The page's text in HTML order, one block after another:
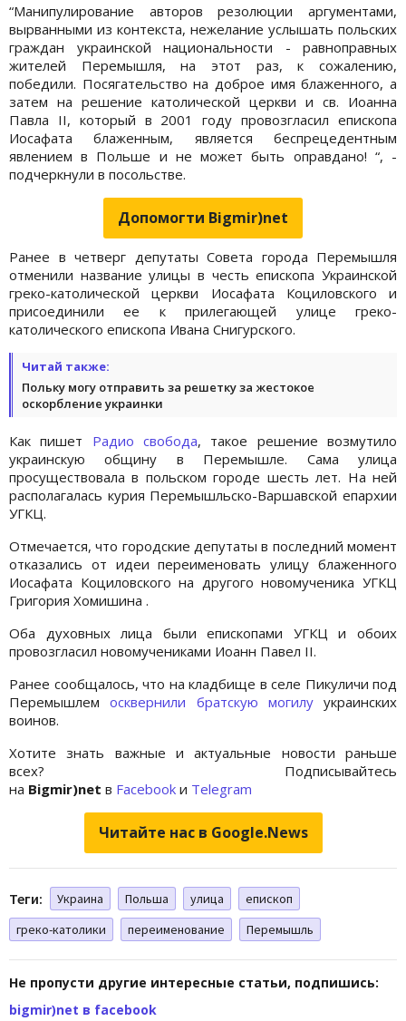
“Манипулирование авторов резолюции аргументами,
вырванными из контекста, нежелание услышать польских
граждан украинской национальности - равноправных
жителей Перемышля, на этот раз, к сожалению,
победили. Посягательство на доброе имя блаженного, а
затем на решение католической церкви и св. Иоанна
Павла II, который в 2001 году провозгласил епископа
Иосафата блаженным, является беспрецедентным
явлением в Польше и не может быть оправдано! “, -
подчеркнули в посольстве.
Допомогти Bigmir)net
Ранее в четверг депутаты Совета города Перемышля
отменили название улицы в честь епископа Украинской
греко-католической церкви Иосафата Коциловского и
присоединили ее к прилегающей улице греко-
католического епископа Ивана Снигурского.
Читай также:
Польку могу отправить за решетку за жестокое
оскорбление украинки
Как пишет Радио свобода, такое решение возмутило
украинскую общину в Перемышле. Сама улица
просуществовала в польском городе шесть лет. На ней
располагалась курия Перемышльско-Варшавской епархии
УГКЦ.
Отмечается, что городские депутаты в последний момент
отказались от идеи переименовать улицу блаженного
Иосафата Коциловского на другого новомученика УГКЦ
Григория Хомишина .
Оба духовных лица были епископами УГКЦ и обоих
провозгласил новомучениками Иоанн Павел II.
Ранее сообщалось, что на кладбище в селе Пикуличи под
Перемышлемосквернили братскую могилу украинских
воинов.
Хотите знать важные и актуальные новости раньше
всех? Подписывайтесь
на Bigmir)net в Facebook и Telegram
Читайте нас в Google.News
Теги: Украина Польша улица
епископ
греко-католики
переименование Перемышль
Не пропусти другие интересные статьи, подпишись:
bigmir)net в facebook